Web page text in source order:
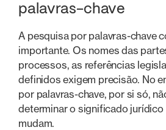
palavras-chave
A pesquisa por palavras-chave
importante. Os nomes das
processos, as referências
definidos exigem precisão. No
por palavras-chave, por si só,
determinar o significado jurídico
mudam.